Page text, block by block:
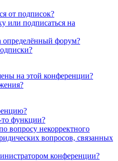
от подписок?
или подписаться на
определённый форум?
на этой конференции?
то функции?
вопросу некорректного
вопросов, связанных
конференции?